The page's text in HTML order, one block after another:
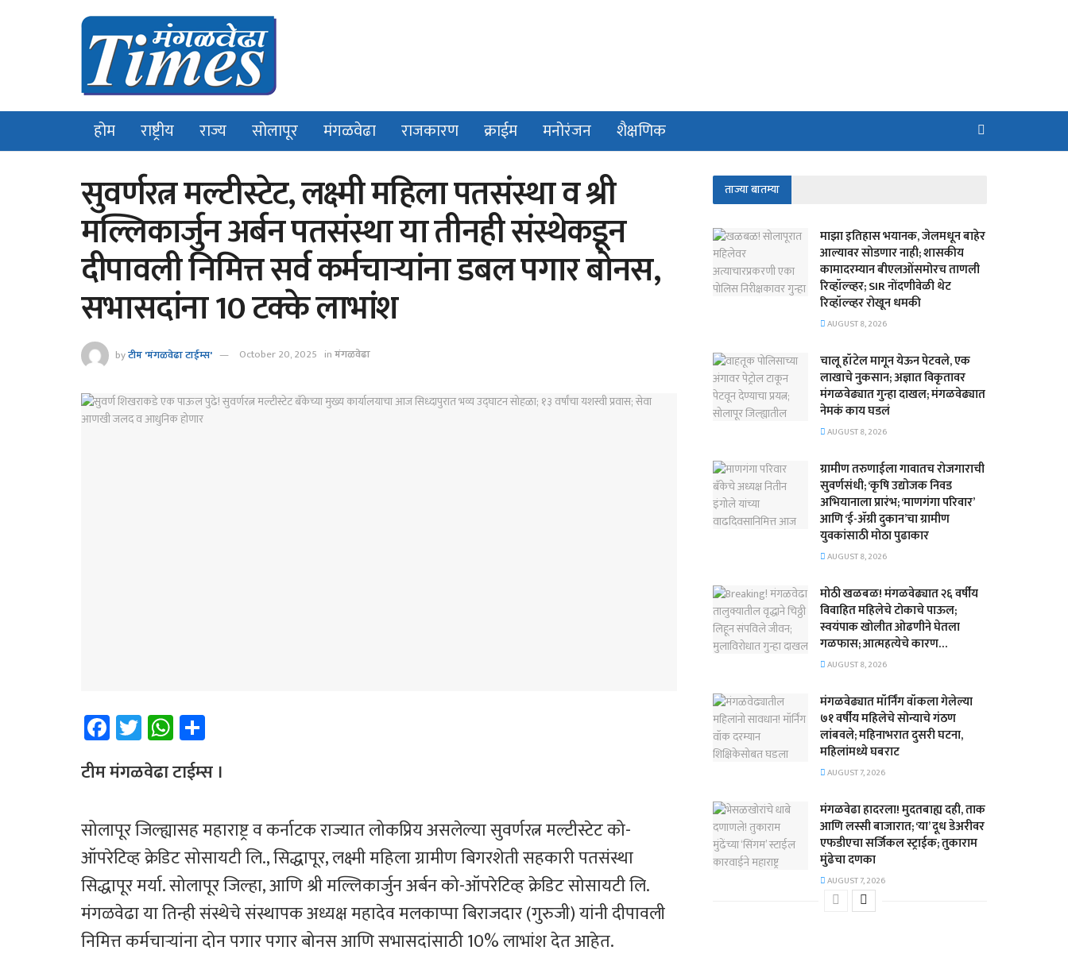
होम राष्ट्रीय राज्य सोलापूर मंगळवेढा राजकारण क्राईम मनोरंजन शैक्षणिक
सुवर्णरत्न मल्टीस्टेट, लक्ष्मी महिला पतसंस्था व श्री
मल्लिकार्जुन अर्बन पतसंस्था या तीनही संस्थेकडून
दीपावली निमित्त सर्व कर्मचाऱ्यांना डबल पगार बोनस,
सभासदांना 10 टक्के लाभांश
byटीम 'मंगळवेढा टाईम्स' October 20, 2025 inमंगळवेढा
Fa
ce
b
ok
T
wi
tt
W
h
at
p
p
e
टीम मंगळवेढा टाईम्स ।
सोलापूर जिल्ह्यासह महाराष्ट्र व कर्नाटक राज्यात लोकप्रिय असलेल्या सुवर्णरत्न मल्टीस्टेट को-
ऑपरेटिव्ह क्रेडिट सोसायटी लि., सिद्धापूर, लक्ष्मी महिला ग्रामीण बिगरशेती सहकारी पतसंस्था
सिद्धापूर मर्या. सोलापूर जिल्हा, आणि श्री मल्लिकार्जुन अर्बन को-ऑपरेटिव्ह क्रेडिट सोसायटी लि.
मंगळवेढा या तिन्ही संस्थेचे संस्थापक अध्यक्ष महादेव मलकाप्पा बिराजदार (गुरुजी) यांनी दीपावली
निमित्त कर्मचाऱ्यांना दोन पगार पगार बोनस आणि सभासदांसाठी 10% लाभांश देत आहेत.
ताज्या बातम्या
माझा इतिहास भयानक, जेलमधून बाहेर
आल्यावर सोडणार नाही; शासकीय
कामादरम्यान बीएलओंसमोरच ताणली
रिव्हॉल्व्हर; SIR नोंदणीवेळी थेट
रिव्हॉल्व्हर रोखून धमकी
AUGUST 8, 2026
चालू हॉटेल मागून येऊन पेटवले, एक
लाखाचे नुकसान; अज्ञात विकृतावर
मंगळवेढ्यात गुन्हा दाखल; मंगळवेढ्यात
नेमकं काय घडलं
AUGUST 8, 2026
​ग्रामीण तरुणाईला गावातच रोजगाराची
सुवर्णसंधी; ‘कृषि उद्योजक निवड
अभियानाला प्रारंभ; ‘माणगंगा परिवार’
आणि ‘ई-ॲग्री दुकान’चा ग्रामीण
युवकांसाठी मोठा पुढाकार
AUGUST 8, 2026
मोठी खळबळ! मंगळवेढ्यात २६ वर्षीय
विवाहित महिलेचे टोकाचे पाऊल;
स्वयंपाक खोलीत ओढणीने घेतला
गळफास; आत्महत्येचे कारण…
AUGUST 8, 2026
मंगळवेढ्यात मॉर्निंग वॉकला गेलेल्या
७१ वर्षीय महिलेचे सोन्याचे गंठण
लांबवले; महिनाभरात दुसरी घटना,
महिलांमध्ये घबराट
AUGUST 7, 2026
​मंगळवेढा हादरला! मुदतबाह्य दही, ताक
आणि लस्सी बाजारात; ‘या’ दूध डेअरीवर
एफडीएचा सर्जिकल स्ट्राईक; ​तुकाराम
मुंढेचा दणका
AUGUST 7, 2026